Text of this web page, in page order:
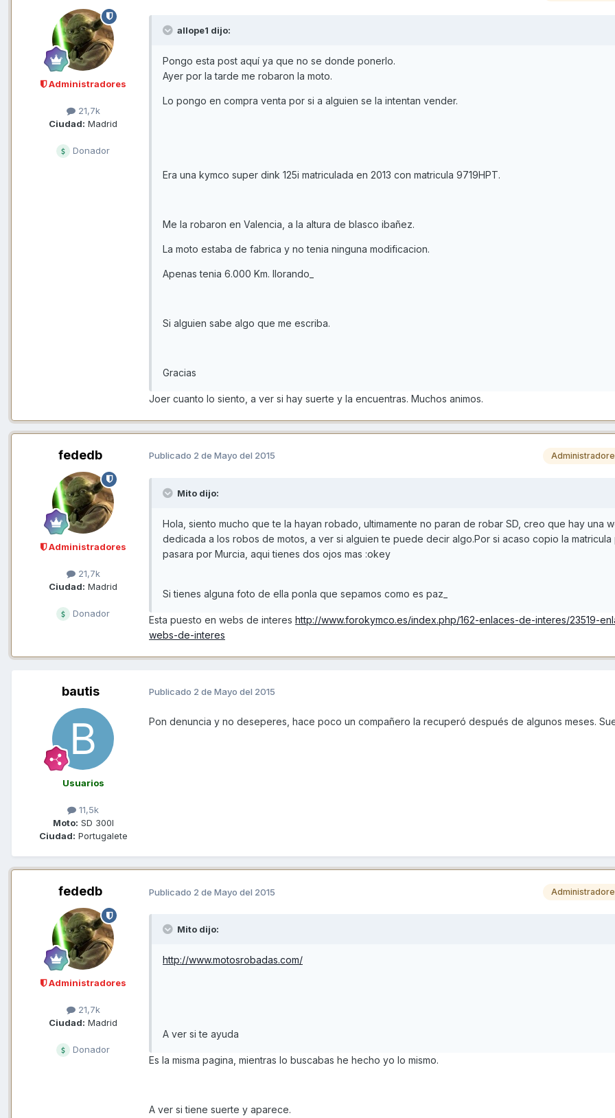
Administradores
21,7k
Ciudad: Madrid
Donador
allope1 dijo:
Pongo esta post aquí ya que no se donde ponerlo.
Ayer por la tarde me robaron la moto.
Lo pongo en compra venta por si a alguien se la intentan vender.
Era una kymco super dink 125i matriculada en 2013 con matricula 9719HPT.
Me la robaron en Valencia, a la altura de blasco ibañez.
La moto estaba de fabrica y no tenia ninguna modificacion.
Apenas tenia 6.000 Km. llorando_
Si alguien sabe algo que me escriba.
Gracias
Joer cuanto lo siento, a ver si hay suerte y la encuentras. Muchos animos.
fededb
Administradores
21,7k
Ciudad: Madrid
Donador
Publicado 2 de Mayo del 2015
Mito dijo:
Hola, siento mucho que te la hayan robado, ultimamente no paran de robar SD, creo que hay una
dedicada a los robos de motos, a ver si alguien te puede decir algo.Por si acaso copio la matricula
pasara por Murcia, aqui tienes dos ojos mas :okey
Si tienes alguna foto de ella ponla que sepamos como es paz_
Esta puesto en webs de interes http://www.forokymco.es/index.php/162-enlaces-de-interes/23519-
webs-de-interes
bautis
Usuarios
11,5k
Moto: SD 300I
Ciudad: Portugalete
Publicado 2 de Mayo del 2015
Pon denuncia y no deseperes, hace poco un compañero la recuperó después de algunos meses.
fededb
Administradores
21,7k
Ciudad: Madrid
Donador
Publicado 2 de Mayo del 2015
Mito dijo:
http://www.motosrobadas.com/
A ver si te ayuda
Es la misma pagina, mientras lo buscabas he hecho yo lo mismo.
A ver si tiene suerte y aparece.